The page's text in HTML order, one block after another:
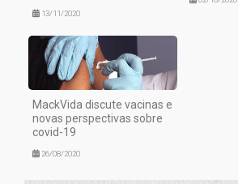
13/11/2020
MackVida discute vacinas e
novas perspectivas sobre
covid-19
26/08/2020